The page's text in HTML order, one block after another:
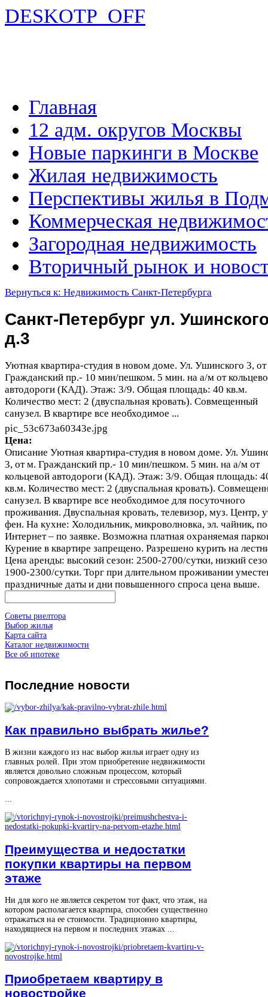
DESKOTP_OFF
Главная
12 адм. округов Москвы
Новые паркинги в Москве
Жилая недвижимость
Перспективы жилья в
Коммерческая
Загородная недвижимость
Вторичный рынок и
Вернуться к: Недвижимость Санкт-Петербурга
Санкт-Петербург ул.
д.3
Уютная квартира-студия в новом доме. Ул. Ушинского 3,
Гражданский пр.- 10 мин/пешком. 5 мин. на а/м от
автодороги (КАД). Этаж: 3/9. Общая площадь: 40 кв.м.
Количество мест: 2 (двуспальная кровать). Совмещенный
санузел. В квартире все необходимое ...
pic_53c673a60343e.jpg
Цена:
Описание Уютная квартира-студия в новом доме. Ул.
3, от м. Гражданский пр.- 10 мин/пешком. 5 мин. на а/м от
кольцевой автодороги (КАД). Этаж: 3/9. Общая площадь:
кв.м. Количество мест: 2 (двуспальная кровать).
санузел. В квартире все необходимое для посуточного
проживания. Двуспальная кровать, телевизор, муз. Центр,
фен. На кухне: Холодильник, микроволновка, эл. чайник,
Интернет – по заявке. Возможна платная охраняемая
Курение в квартире запрещено. Разрешено курить на
Цена аренды: высокий сезон: 2500-2700/сутки, низкий
1900-2300/сутки. Торг при длительном проживании
праздничные даты и дни повышенного спроса цена выше.
Советы риелтора
Выбор жилья
Карта сайта
Каталог недвижимости
Все об ипотеке
Последние новости
Как правильно выбрать жилье?
В жизни каждого из нас выбор жилья играет одну из
главных ролей. При этом приобретение недвижимости
является довольно сложным процессом, который
сопровождается хлопотами и стрессовыми ситуациями.
...
Преимущества и недостатки
покупки квартиры на первом
этаже
Ни для кого не является секретом тот факт, что этаж, на
котором располагается квартира, способен существенно
отражаться на ее стоимости. Традиционно квартиры,
находящиеся на первом и последних этажах ...
Приобретаем квартиру в
новостройке